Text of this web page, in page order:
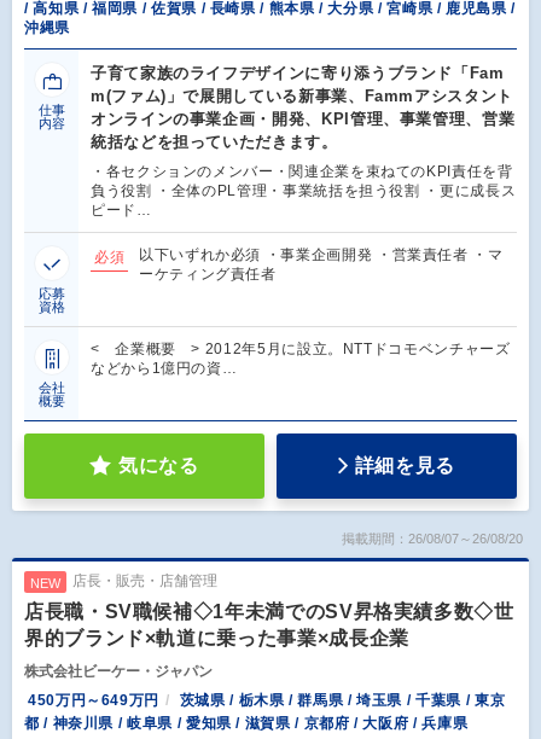
/ 高知県 / 福岡県 / 佐賀県 / 長崎県 / 熊本県 / 大分県 / 宮崎県 / 鹿児島県 /
沖縄県
仕事
内容
子育て家族のライフデザインに寄り添うブランド「Fam
m(ファム)」で展開している新事業、Fammアシスタント
オンラインの事業企画・開発、KPI管理、事業管理、営業
統括などを担っていただきます。
・各セクションのメンバー・関連企業を束ねてのKPI責任を背
負う役割 ・全体のPL管理・事業統括を担う役割 ・更に成長ス
ピード…
応募
資格
必須
以下いずれか必須 ・事業企画開発 ・営業責任者 ・マ
ーケティング責任者
会社
概要
< 企業概要 > 2012年5月に設立。NTTドコモベンチャーズ
などから1億円の資…
気になる 詳細を見る
掲載期間：26/08/07～26/08/20
NEW 店長・販売・店舗管理
店長職・SV職候補◇1年未満でのSV昇格実績多数◇世
界的ブランド×軌道に乗った事業×成長企業
株式会社ビーケー・ジャパン
450万円～649万円
茨城県 / 栃木県 / 群馬県 / 埼玉県 / 千葉県 / 東京
都 / 神奈川県 / 岐阜県 / 愛知県 / 滋賀県 / 京都府 / 大阪府 / 兵庫県